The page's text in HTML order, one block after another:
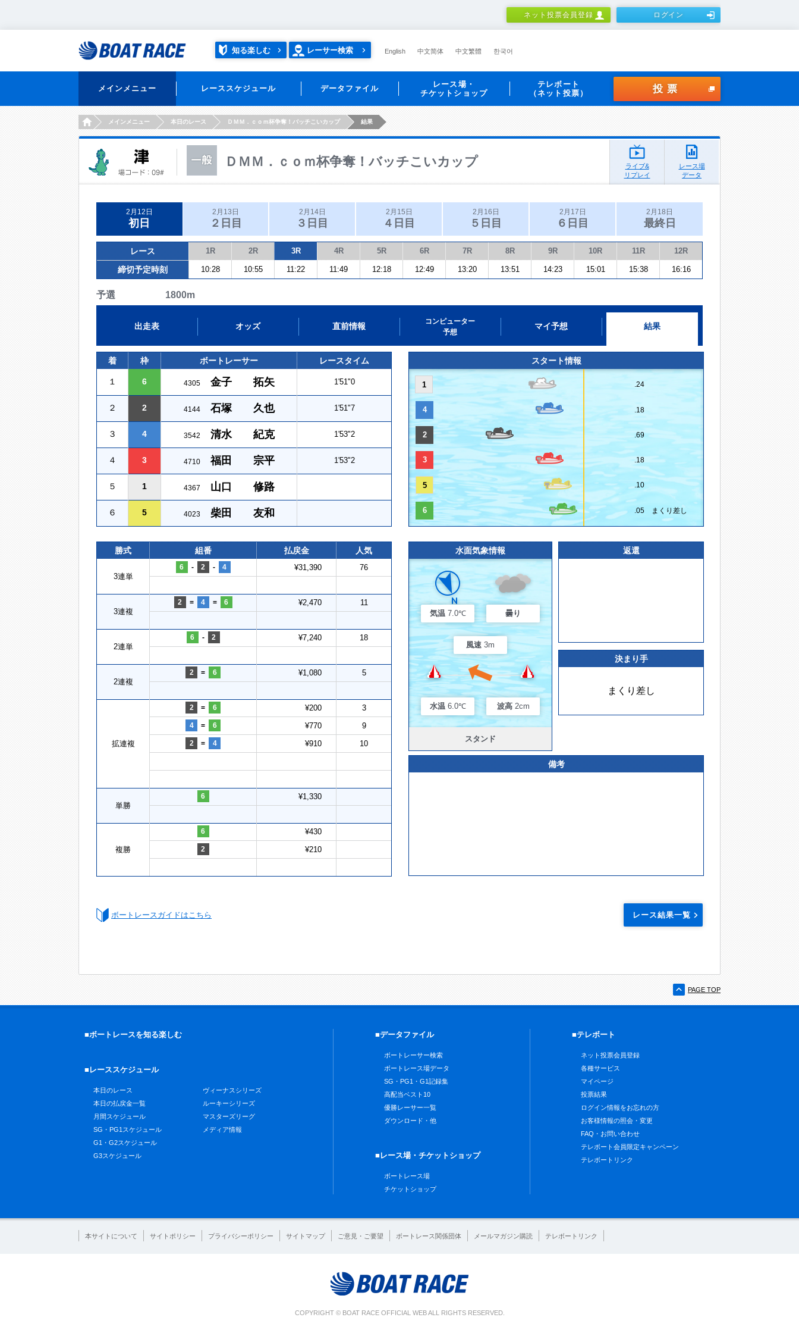
ネット投票会員登録 ログイン
知る楽しむ レーサー検索 English 中文简体 中文繁體 한국어
メインメニュー レーススケジュール データファイル
レース場・
チケットショップ
テレボート
（ネット投票）
投票
HOMEメインメニュー 本日のレース ＤＭＭ．ｃｏｍ杯争奪！バッチこいカップ 結果
ＤＭＭ．ｃｏｍ杯争奪！バッチこいカップ
ライブ&
リプレイ
レース場
データ
2月12日
初日
2月13日
２日目
2月14日
３日目
2月15日
４日目
2月16日
５日目
2月17日
６日目
2月18日
最終日
レース 1R 2R 3R 4R 5R 6R 7R 8R 9R 10R 11R 12R
締切予定時刻 10:28 10:55 11:22 11:49 12:18 12:49 13:20 13:51 14:23 15:01 15:38 16:16
予選 1800m
出走表 オッズ 直前情報
コンピューター
予想
マイ予想 結果
着 枠 ボートレーサー レースタイム
１ 6 4305 金子 拓矢 1'51"0
２ 2 4144 石塚 久也 1'51"7
３ 4 3542 清水 紀克 1'53"2
４ 3 4710 福田 宗平 1'53"2
５ 1 4367 山口 修路
６ 5 4023 柴田 友和
スタート情報
1 .24
4 .18
2 .69
3 .18
5 .10
6 .05 まくり差し
勝式 組番 払戻金 人気
3連単
6 - 2 - 4 ¥31,390 76
3連複
2 = 4 = 6 ¥2,470 11
2連単
6 - 2 ¥7,240 18
2連複
2 = 6 ¥1,080 5
拡連複
2 = 6 ¥200 3
4 = 6 ¥770 9
2 = 4 ¥910 10
単勝
6 ¥1,330
複勝
6 ¥430
2 ¥210
水面気象情報
気温 7.0℃ 曇り
風速 3m
水温 6.0℃ 波高 2cm
スタンド
返還
決まり手
まくり差し
備考
ボートレースガイドはこちら レース結果一覧
PAGE TOP
■ボートレースを知る楽しむ
■レーススケジュール
本日のレース
本日の払戻金一覧
月間スケジュール
SG・PG1スケジュール
G1・G2スケジュール
G3スケジュール
ヴィーナスシリーズ
ルーキーシリーズ
マスターズリーグ
メディア情報
■データファイル
ボートレーサー検索
ボートレース場データ
SG・PG1・G1記録集
高配当ベスト10
優勝レーサー一覧
ダウンロード・他
■レース場・チケットショップ
ボートレース場
チケットショップ
■テレボート
ネット投票会員登録
各種サービス
マイページ
投票結果
ログイン情報をお忘れの方
お客様情報の照会・変更
FAQ・お問い合わせ
テレボート会員限定キャンペーン
テレボートリンク
本サイトについて サイトポリシー プライバシーポリシー サイトマップ ご意見・ご要望 ボートレース関係団体 メールマガジン購読 テレボートリンク
COPYRIGHT © BOAT RACE OFFICIAL WEB ALL RIGHTS RESERVED.